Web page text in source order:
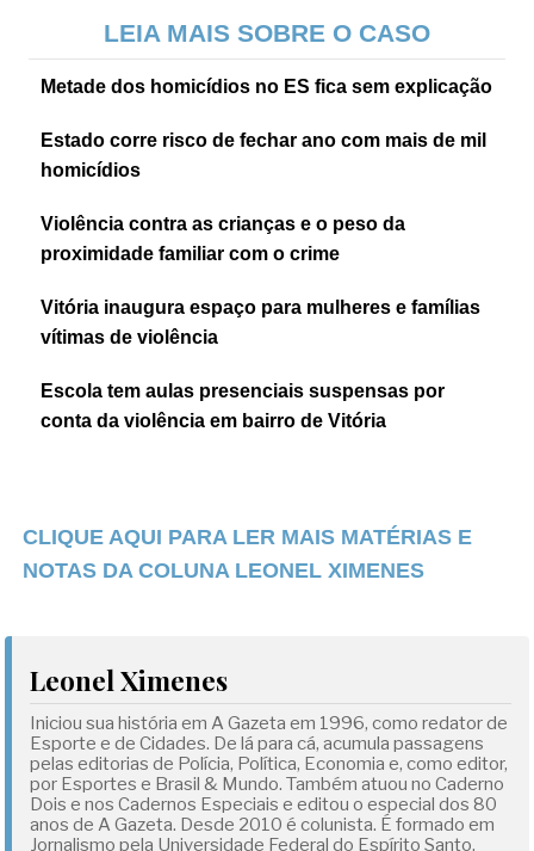
LEIA MAIS SOBRE O CASO
Metade dos homicídios no ES fica sem explicação
Estado corre risco de fechar ano com mais de mil
homicídios
Violência contra as crianças e o peso da
proximidade familiar com o crime
Vitória inaugura espaço para mulheres e famílias
vítimas de violência
Escola tem aulas presenciais suspensas por
conta da violência em bairro de Vitória
CLIQUE AQUI PARA LER MAIS MATÉRIAS E
NOTAS DA COLUNA LEONEL XIMENES
Leonel Ximenes
Iniciou sua história em A Gazeta em 1996, como redator de
Esporte e de Cidades. De lá para cá, acumula passagens
pelas editorias de Polícia, Política, Economia e, como editor,
por Esportes e Brasil & Mundo. Também atuou no Caderno
Dois e nos Cadernos Especiais e editou o especial dos 80
anos de A Gazeta. Desde 2010 é colunista. É formado em
Jornalismo pela Universidade Federal do Espírito Santo.